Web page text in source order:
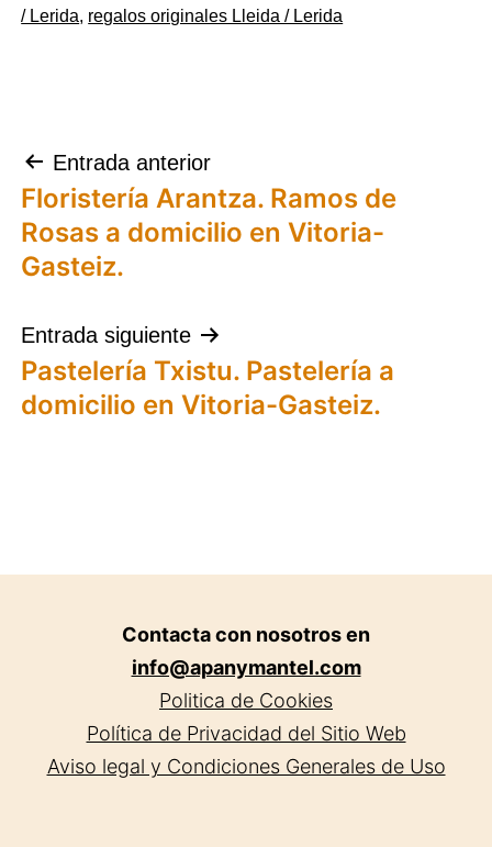
/ Lerida, regalos originales Lleida / Lerida
Navegación
de
entradas
Entrada anterior
Floristería Arantza. Ramos de
Rosas a domicilio en Vitoria-
Gasteiz.
Entrada siguiente
Pastelería Txistu. Pastelería a
domicilio en Vitoria-Gasteiz.
Contacta con nosotros en
info@apanymantel.com
Politica de Cookies
Política de Privacidad del Sitio Web
Aviso legal y Condiciones Generales de Uso